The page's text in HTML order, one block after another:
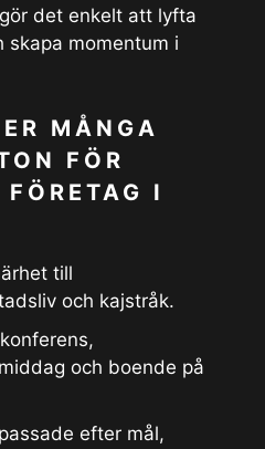
det enkelt att lyfta
skapa momentum i
MÅNGA
FÖR
I
till
och kajstråk.
och boende på
efter mål,